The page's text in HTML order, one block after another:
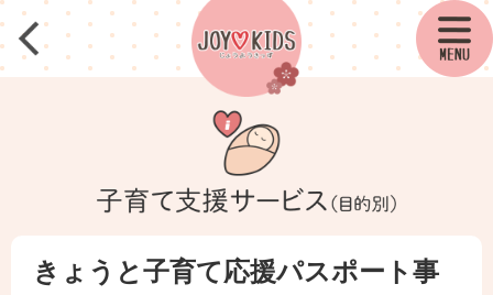
きょうと子育て応援パスポート事